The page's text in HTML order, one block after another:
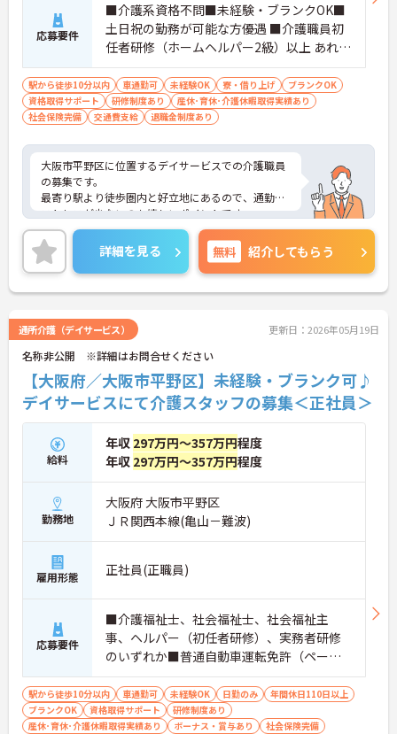
応募要件
■介護系資格不問■未経験・ブランクOK■
土日祝の勤務が可能な方優遇 ■介護職員初
任者研修（ホームヘルパー2級）以上 あれば
尚可 ■社会福祉士、社会福祉主事 あれば尚
可 ■普通自動車運転免許（AT限定可）必須
（ペーパー不可）
駅から徒歩10分以内 車通勤可 未経験OK 寮・借り上げ
ブランクOK
資格取得サポート
研修制度あり
産休･育休･介護休暇取得実績あり
社会保険完備
交通費支給 退職金制度あり
大阪市平野区に位置するデイサービスでの介護職員
の募集です。
最寄り駅より徒歩圏内と好立地にあるので、通勤の
ストレスが少ないのも嬉しいポイントです。
実務経験はなくてもOK！現場で働きながら経験を積
んでいくことができます。
ご興味をお持ちの方はお気軽にお問い合わせくださ
い。
詳細を見る 無料 紹介してもらう
通所介護（デイサービス） 更新日：2026年05月19日
名称非公開 ※詳細はお問合せください
【大阪府／大阪市平野区】未経験・ブランク可♪
デイサービスにて介護スタッフの募集＜正社員＞
給料
年収 297万円～357万円程度
年収 297万円～357万円程度
勤務地
大阪府 大阪市平野区
ＪＲ関西本線(亀山－難波)
雇用形態 正社員(正職員)
応募要件
■介護福祉士、社会福祉士、社会福祉主
事、ヘルパー（初任者研修）、実務者研修
のいずれか■普通自動車運転免許（ペーパ
ー不可）■現場未経験・ブランク可■土日
祝の勤務が可能な方優遇■店舗でのマネジ
メント経験のある方歓迎
駅から徒歩10分以内 車通勤可 未経験OK 日勤のみ
年間休日110日以上
ブランクOK
資格取得サポート
研修制度あり
産休･育休･介護休暇取得実績あり
ボーナス・賞与あり
社会保険完備